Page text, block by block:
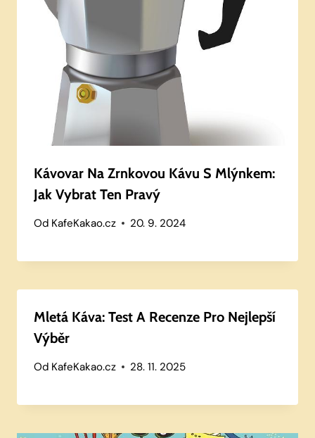
Kávovar Na Zrnkovou Kávu S Mlýnkem:
Jak Vybrat Ten Pravý
Od KafeKakao.cz 20. 9. 2024
Mletá Káva: Test A Recenze Pro Nejlepší
Výběr
Od KafeKakao.cz 28. 11. 2025